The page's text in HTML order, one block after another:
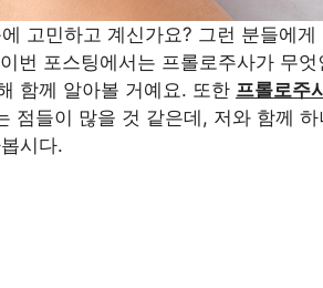
고민하고 계신가요? 그런 분들에게
번 포스팅에서는 프롤로주사가 무
함께 알아볼 거예요. 또한 프롤로주
점들이 많을 것 같은데, 저와 함께
시다.